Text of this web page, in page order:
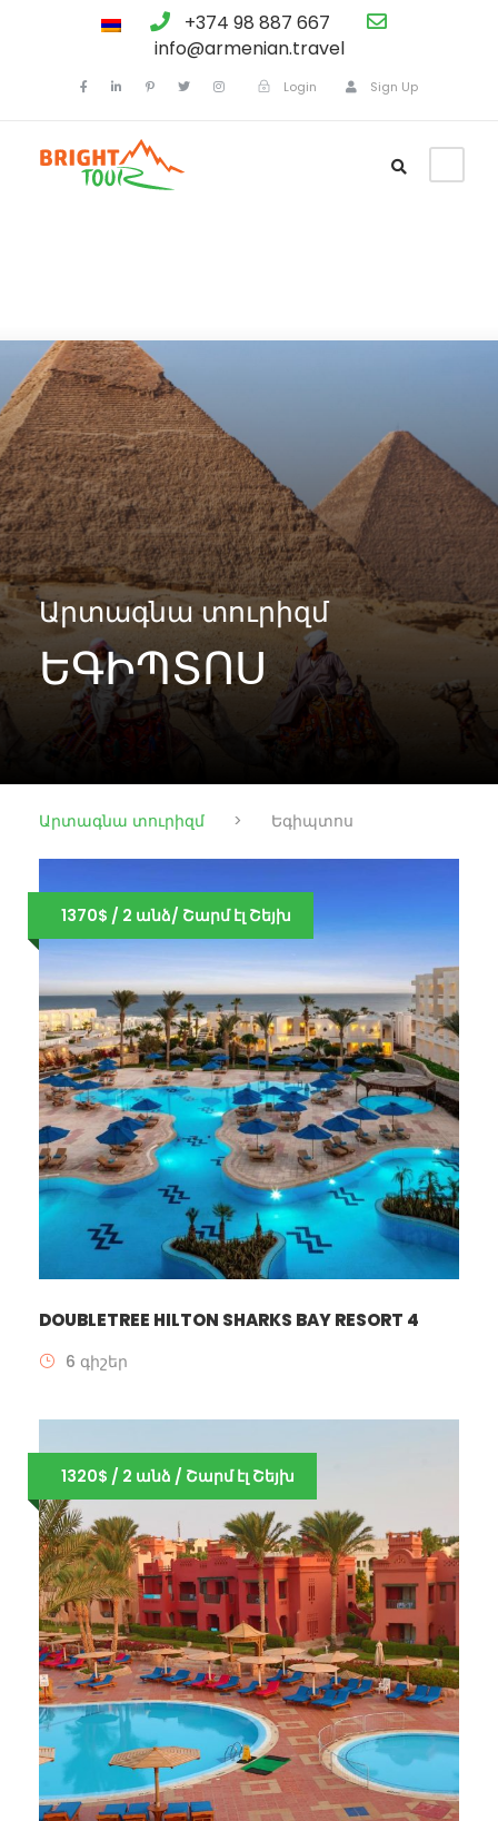
+374 98 887 667
info@armenian.travel
Login Sign Up
Արտագնա տուրիզմ
ԵԳԻՊՏՈՍ
Արտագնա տուրիզմ > Եգիպտոս
1370$ / 2 անձ/ Շարմ էլ Շեյխ
DOUBLETREE HILTON SHARKS BAY RESORT 4
6 գիշեր
1320$ / 2 անձ / Շարմ էլ Շեյխ